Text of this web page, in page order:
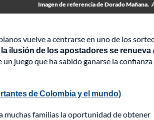
Imagen de referencia de Dorado Mañana.
vuelve a centrarse en uno de los
ilusión de los apostadores se renueva
juego que ha sabido ganarse la confianza
de Colombia y el mundo)
muchas familias la oportunidad de obtener